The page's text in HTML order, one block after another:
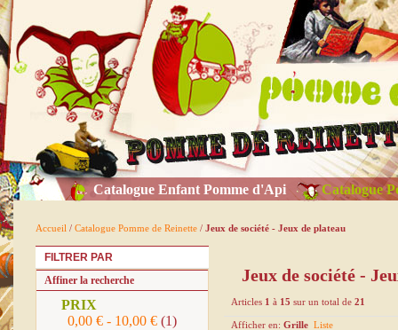
Catalogue Enfant Pomme d'Api Catalogue
Accueil / Catalogue Pomme de Reinette / Jeux de société - Jeux de plateau
Jeux de société -
Articles 1 à 15 sur un total de 21
Afficher en: Grille Liste
FILTRER PAR
Affiner la recherche
PRIX
0,00 € - 10,00 € (1)